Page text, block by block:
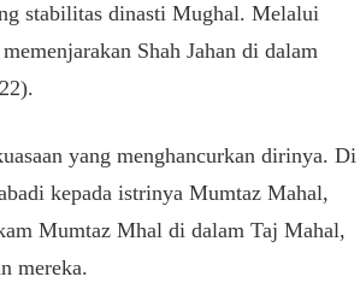
stabilitas dinasti Mughal. Melalui
Shah Jahan di dalam
yang menghancurkan dirinya. Di
kepada istrinya Mumtaz Mahal,
Mumtaz Mhal di dalam Taj Mahal,
mereka.